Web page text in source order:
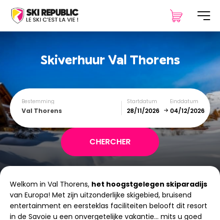
SkiverhuurVal Thorens
Bestemming
Val Thorens
Startdatum Einddatum
SUN MON TUE WED THU FRI SAT
1 2 3 4 5
Welkom in Val Thorens, het hoogstgelegen skiparadijs
van Europa! Met zijn uitzonderlijke skigebied, bruisend
entertainment en eersteklas faciliteiten belooft dit resort
in de Savoie u een onvergetelijke vakantie... mits u goed